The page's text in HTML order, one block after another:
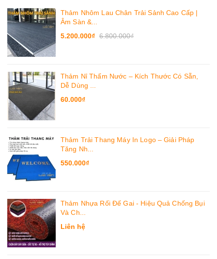
Thảm Nhôm Lau Chân Trải Sảnh Cao Cấp |
Âm Sàn &...
5.200.000₫ 6.800.000₫
Thảm Nỉ Thấm Nước – Kích Thước Có Sẵn,
Dễ Dùng ...
60.000₫
Thảm Trải Thang Máy In Logo – Giải Pháp
Tăng Nh...
550.000₫
Thảm Nhựa Rối Đế Gai - Hiệu Quả Chống Bụi
Và Ch...
Liên hệ